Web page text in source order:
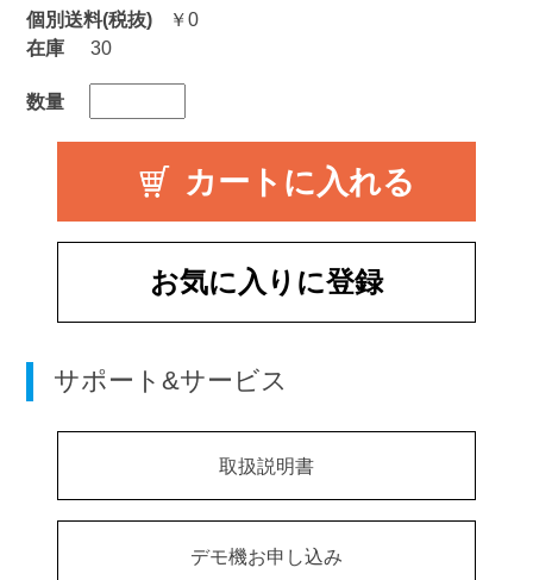
個別送料(税抜)
￥0
在庫
30
数量
お気に入りに登録
サポート&サービス
取扱説明書
デモ機お申し込み